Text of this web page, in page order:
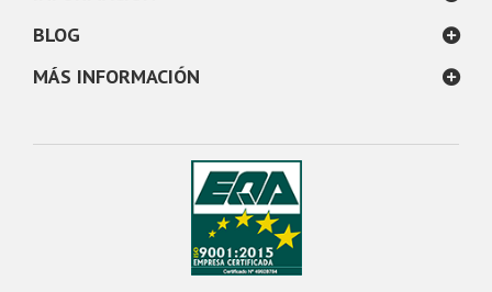
BLOG
MÁS INFORMACIÓN